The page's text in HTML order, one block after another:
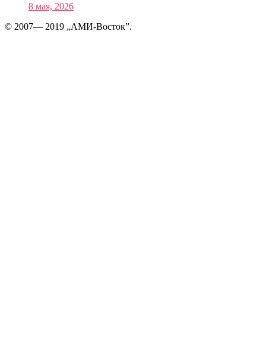
8 мая, 2026
© 2007— 2019 „АМИ-Восток”.